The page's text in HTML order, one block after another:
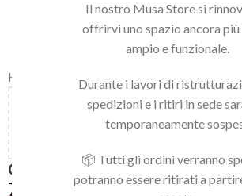
Il nostro Musa Store si
offrirvi uno spazio ancora
ampio e funzionale.
Durante i lavori di
spedizioni e i ritiri in sede
temporaneamente
📦 Tutti gli ordini verranno
potranno essere ritirati a
Home LINEA NAILS / GEL POLISH GEL
150,00€al carrello e ottieni la
GEL POLISH 026
7,92